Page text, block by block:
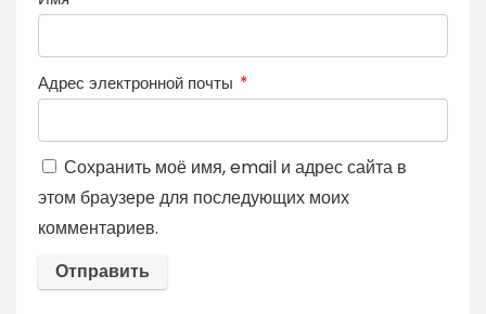
Адрес электронной почты *
Сохранить моё имя, email и адрес сайта в
этом браузере для последующих моих
комментариев.